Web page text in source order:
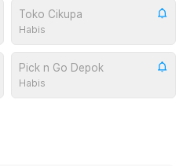
Toko Cikupa
Habis
Pick n Go Depok
Habis